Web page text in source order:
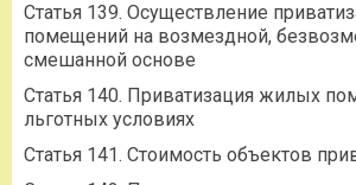
Статья 139. Осуществление
помещений на возмездной,
смешанной основе
Статья 140. Приватизация жилых
льготных условиях
Статья 141. Стоимость объектов